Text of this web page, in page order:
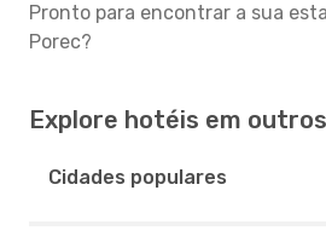
Pronto para encontrar a sua
Porec?
Explore hotéis em
Cidades populares